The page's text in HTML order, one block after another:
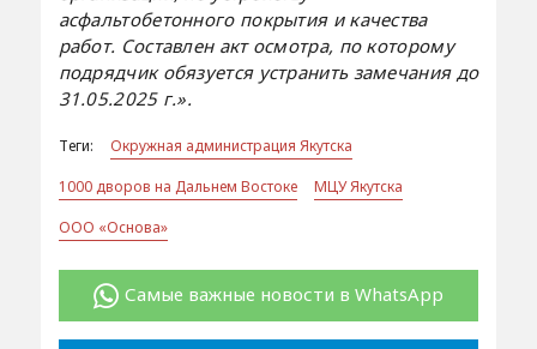
асфальтобетонного покрытия и качества
работ. Составлен акт осмотра, по которому
подрядчик обязуется устранить замечания до
31.05.2025 г.».
Теги:
Окружная администрация Якутска
1000 дворов на Дальнем Востоке
МЦУ Якутска
ООО «Основа»
Самые важные новости в WhatsApp